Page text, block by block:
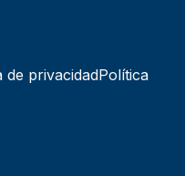
de privacidadPolítica